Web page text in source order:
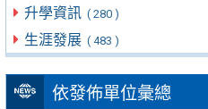
升學資訊 ( 280 )
生涯發展 ( 483 )
依發佈單位彙總